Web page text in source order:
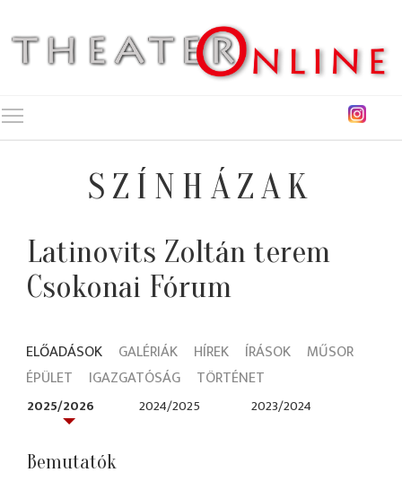
SZÍNHÁZAK
Latinovits Zoltán terem
Csokonai Fórum
ELŐADÁSOK GALÉRIÁK HÍREK ÍRÁSOK
MŰSOR
ÉPÜLET
IGAZGATÓSÁG TÖRTÉNET
2025/2026 2024/2025 2023/2024
Bemutatók